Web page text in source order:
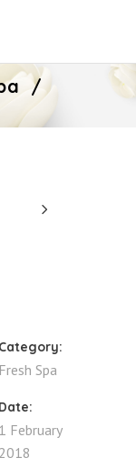
/
Category:
Fresh Spa
Date:
1 February
2018